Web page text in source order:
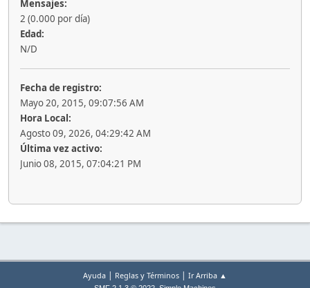
Mensajes:
2 (0.000 por día)
Edad:
N/D
Fecha de registro:
Mayo 20, 2015, 09:07:56 AM
Hora Local:
Agosto 09, 2026, 04:29:42 AM
Última vez activo:
Junio 08, 2015, 07:04:21 PM
Ayuda | Reglas y Términos | Ir Arriba ▲